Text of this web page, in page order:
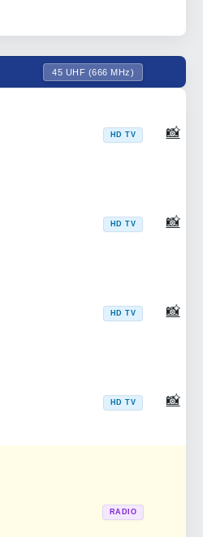
45 UHF (666 MHz)
HD TV 📸
HD TV 📸
HD TV 📸
HD TV 📸
RADIO